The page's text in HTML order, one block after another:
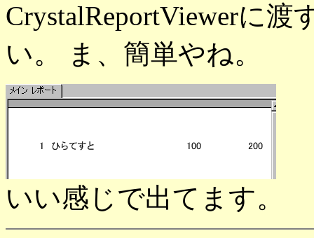
CrystalReportViewerに
い。 ま、簡単やね。
いい感じで出てます。